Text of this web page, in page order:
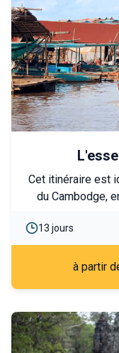
Cet itinéraire est
du Cambodge,
authentiques et
immersion
de détente pour
13 jours
à partir